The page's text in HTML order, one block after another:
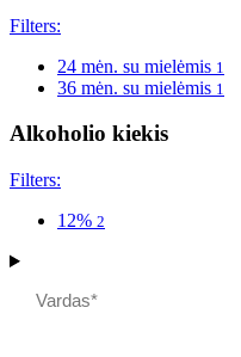
Filters:
24 mėn. su mielėmis 1
36 mėn. su mielėmis 1
Alkoholio kiekis
Filters:
12% 2